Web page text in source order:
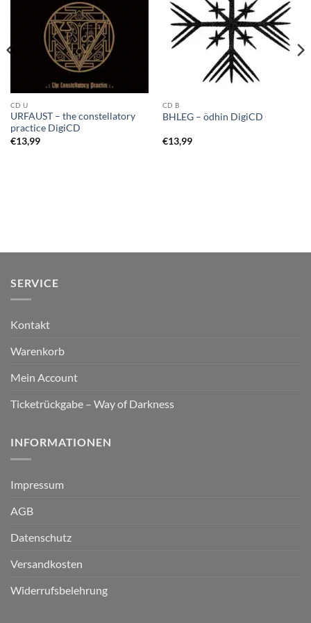
CD U
URFAUST – the constellatory
practice DigiCD
€13,99
CD B
BHLEG – ödhin DigiCD
€13,99
SERVICE
Kontakt
Warenkorb
Mein Account
Ticketrückgabe – Way of Darkness
INFORMATIONEN
Impressum
AGB
Datenschutz
Versandkosten
Widerrufsbelehrung